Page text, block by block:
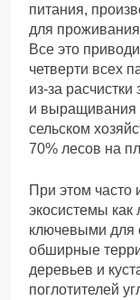
питания,
для
Все это
четверти всех
из-за
и выращивания
сельском
70% лесов на
При этом часто
экосистемы как
ключевыми для
обширные
деревьев и
поглотителей